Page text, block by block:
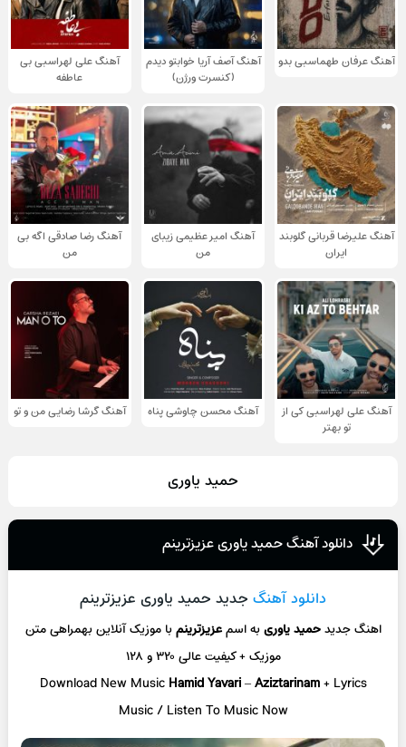
آهنگ عرفان طهماسبی بدو
آهنگ آصف آریا خوابتو دیدم
(کنسرت ورژن)
آهنگ علی لهراسبی بی
عاطفه
آهنگ علیرضا قربانی گلوبند
ایران
آهنگ امیر عظیمی زیبای
من
آهنگ رضا صادقی اگه بی
من
آهنگ علی لهراسبی کی از
تو ‌بهتر
آهنگ محسن چاوشی پناه آهنگ گرشا رضایی من و تو
حمید یاوری
دانلود آهنگ حمید یاوری عزیزترینم
دانلود آهنگ جدید حمید یاوری عزیزترینم
اهنگ جدیدحمید یاوریبه اسمعزیزترینمبا موزیک آنلاینبهمراهی متن
موزیک + کیفیت عالی ۳۲۰ و ۱۲۸
Download New Music Hamid Yavari–Aziztarinam+ Lyrics
Music / Listen To Music Now